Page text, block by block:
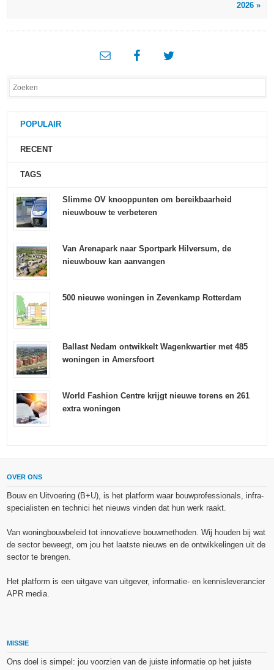
2026 »
POPULAIR
RECENT
TAGS
Slimme OV knooppunten om bereikbaarheid
nieuwbouw te verbeteren
Van Arenapark naar Sportpark Hilversum, de
nieuwbouw kan aanvangen
500 nieuwe woningen in Zevenkamp Rotterdam
Ballast Nedam ontwikkelt Wagenkwartier met 485
woningen in Amersfoort
World Fashion Centre krijgt nieuwe torens en 261
extra woningen
OVER ONS
Bouw en Uitvoering (B+U), is het platform waar bouwprofessionals, infra-
specialisten en technici het nieuws vinden dat hun werk raakt.
Van woningbouwbeleid tot innovatieve bouwmethoden. Wij houden bij wat
de sector beweegt, om jou het laatste nieuws en de ontwikkelingen uit de
sector te brengen.
Het platform is een uitgave van uitgever, informatie- en kennisleverancier
APR media.
MISSIE
Ons doel is simpel: jou voorzien van de juiste informatie op het juiste